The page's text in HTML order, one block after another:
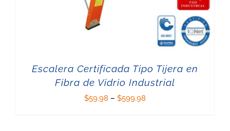
Escalera Certificada Tipo Tijera en
Fibra de Vidrio Industrial
$59.98 – $599.98